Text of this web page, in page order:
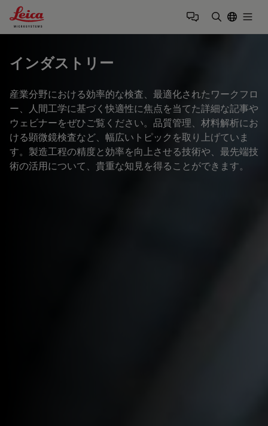
Leica Microsystems Logo
インダストリー
産業分野における効率的な検査、最適化されたワークフロ
ー、人間工学に基づく快適性に焦点を当てた詳細な記事や
ウェビナーをぜひご覧ください。品質管理、材料解析にお
ける顕微鏡検査など、幅広いトピックを取り上げていま
す。製造工程の精度と効率を向上させる技術や、最先端技
術の活用について、貴重な知見を得ることができます。